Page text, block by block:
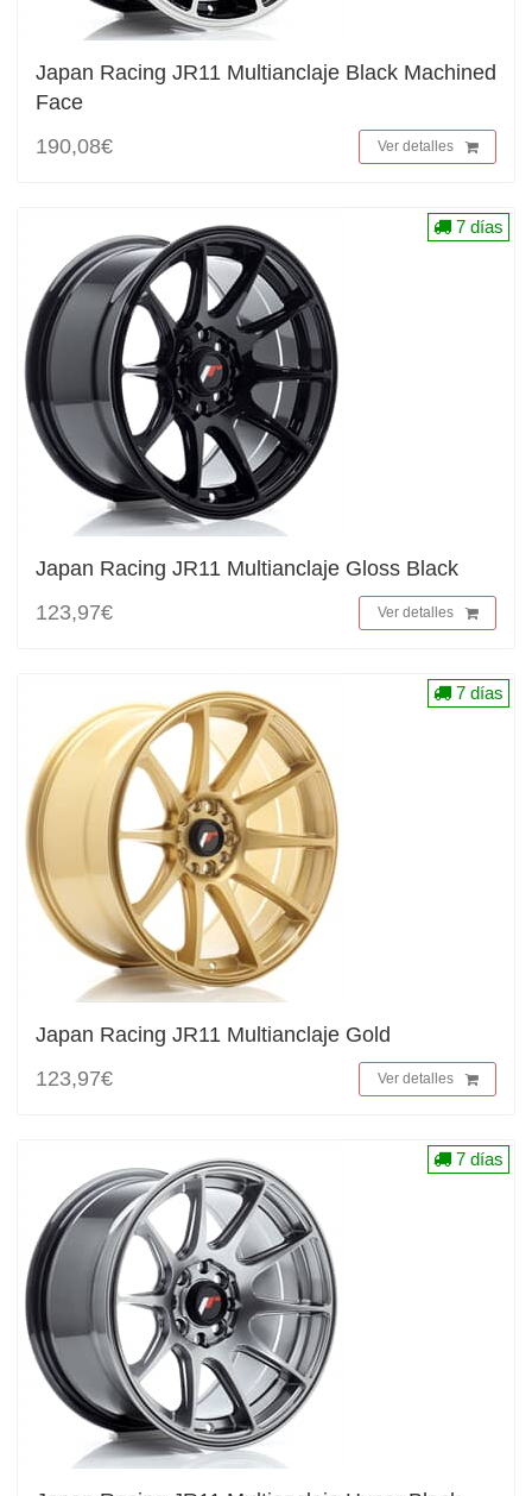
Japan Racing JR11 Multianclaje Black Machined
Face
190,08€
Ver detalles
Japan Racing JR11 Multianclaje Gloss Black
123,97€
Ver detalles
7 días
Japan Racing JR11 Multianclaje Gold
123,97€
Ver detalles
7 días
7 días